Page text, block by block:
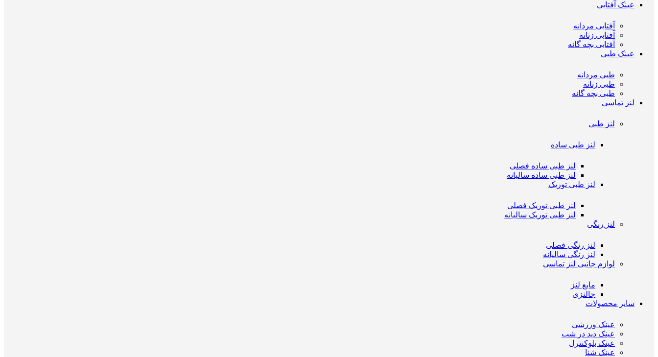
عینک آفتابی
آفتابی مردانه
آفتابی زنانه
آفتابی بچه گانه
عینک طبی
طبی مردانه
طبی زنانه
طبی بچه گانه
لنز تماسی
لنز طبی
لنز طبی ساده
لنز طبی ساده فصلی
لنز طبی ساده سالیانه
لنز طبی توریک
لنز طبی توریک فصلی
لنز طبی توریک سالیانه
لنز رنگی
لنز رنگی فصلی
لنز رنگی سالیانه
لوازم جانبی لنز تماسی
مایع لنز
جالنزی
سایر محصولات
عینک ورزشی
عینک دید در شب
عینک بلوکنترل
عینک شنا